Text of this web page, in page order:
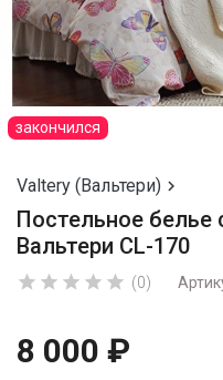
закончился
Valtery (Вальтери) 
Постельное белье
Вальтери CL-170
     (0)
8 000 ₽